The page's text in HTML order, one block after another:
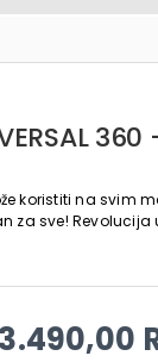
koristiti na svim
za sve! Revolucija